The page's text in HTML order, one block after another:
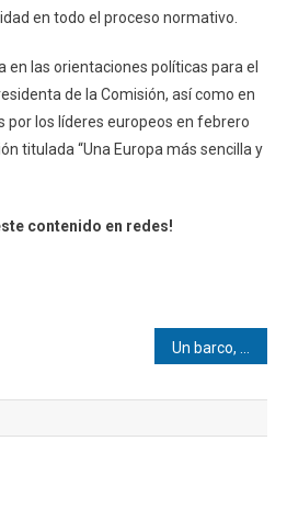
en todo el proceso normativo.
en las orientaciones políticas para el
de la Comisión, así como en
por los líderes europeos en febrero
titulada “Una Europa más sencilla y
contenido en redes!